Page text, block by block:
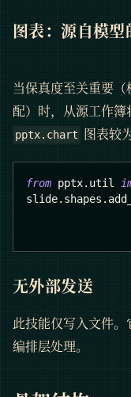
图表：源自模
当保真度至关重要
配）时，从源工作
pptx.chart 图表较
from pptx. util
slide. shapes .
无外部发送
此技能仅写入文件
编排层处理。